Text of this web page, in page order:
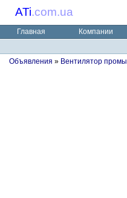
ATi.com.ua
Главная Компании
Объявления » Вентилятор